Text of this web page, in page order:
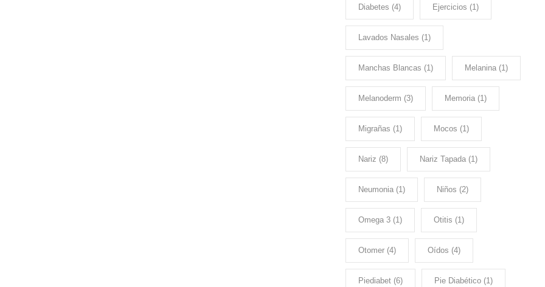
Diabetes (4) Ejercicios (1)
Lavados Nasales (1)
Manchas Blancas (1) Melanina(1)
Melanoderm (3) Memoria(1)
Migrañas (1) Mocos (1)
Nariz (8) Nariz Tapada(1)
Neumonia(1) Niños (2)
Omega 3(1) Otitis (1)
Otomer(4) Oídos (4)
Piediabet(6) Pie Diabético(1)